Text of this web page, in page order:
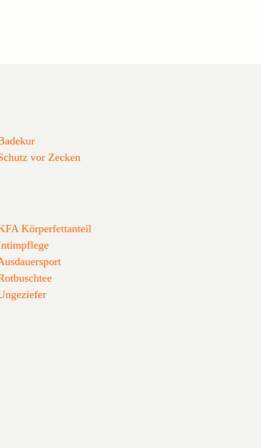
vor Zecken
Körperfettanteil